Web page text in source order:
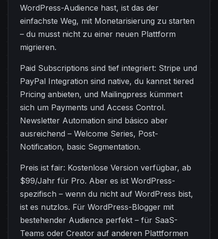
WordPress-Audience hast, ist das der
einfachste Weg, mit Monetarisierung zu starten
– du musst nicht zu einer neuen Plattform
migrieren.
Paid Subscriptions sind tief integriert: Stripe und
PayPal Integration sind native, du kannst tiered
Pricing anbieten, und Mailingpress kümmert
sich um Payments und Access Control.
Newsletter Automation sind básico aber
ausreichend – Welcome Series, Post-
Notification, basic Segmentation.
Preis ist fair: Kostenlose Version verfügbar, ab
$99/Jahr für Pro. Aber es ist WordPress-
spezifisch – wenn du nicht auf WordPress bist,
ist es nutzlos. Für WordPress-Blogger mit
bestehender Audience perfekt – für SaaS-
Teams oder Creator auf anderen Plattformen